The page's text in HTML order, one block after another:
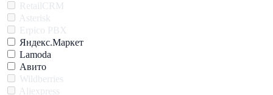
RetailCRM
Asterisk
Erpico PBX
Яндекс.Маркет
Lamoda
Авито
Wildberries
Aliexpress